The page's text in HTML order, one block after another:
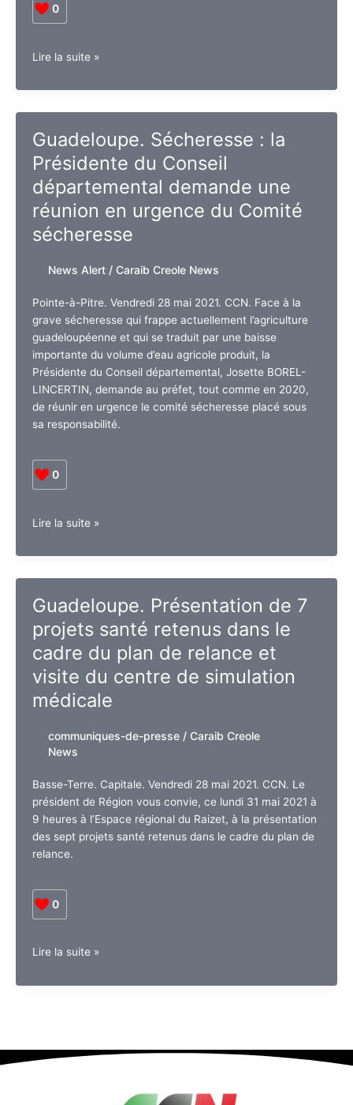
0
Guadeloupe.
Conseil
tenu
sa
3ème
Commission
Permanente
de
Lire la suite »
Guadeloupe. Sécheresse : la
Présidente du Conseil
départemental demande une
réunion en urgence du Comité
sécheresse
News Alert/ Caraib Creole News
Pointe-à-Pitre. Vendredi 28 mai 2021. CCN. Face à la
grave sécheresse qui frappe actuellement l’agriculture
guadeloupéenne et qui se traduit par une baisse
importante du volume d’eau agricole produit, la
Présidente du Conseil départemental, Josette BOREL-
LINCERTIN, demande au préfet, tout comme en 2020,
de réunir en urgence le comité sécheresse placé sous
sa responsabilité.
0
Guadeloupe.
:
du
Conseil
départemental
demande
une
réunion
sécheresse
Lire la suite »
Guadeloupe. Présentation de 7
projets santé retenus dans le
cadre du plan de relance et
visite du centre de simulation
médicale
communiques-de-presse/ Caraib Creole
News
Basse-Terre. Capitale. Vendredi 28 mai 2021. CCN. Le
président de Région vous convie, ce lundi 31 mai 2021 à
9 heures à l’Espace régional du Raizet, à la présentation
des sept projets santé retenus dans le cadre du plan de
relance.
0
Guadeloupe.
de
retenus
Lire la suite »